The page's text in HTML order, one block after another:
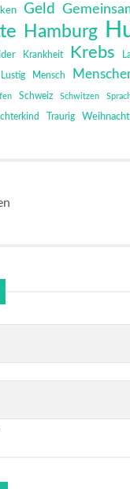
Geld
Hamburg
Krankheit Krebs
Lustig Mensch
Schweiz Schwitzen
Traurig